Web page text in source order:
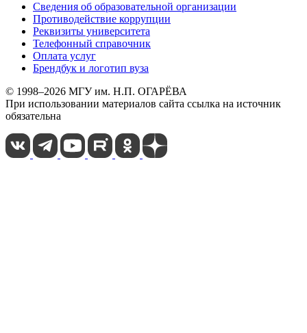
Сведения об образовательной организации
Противодействие коррупции
Реквизиты университета
Телефонный справочник
Оплата услуг
Брендбук и логотип вуза
© 1998–2026 МГУ им. Н.П. ОГАРЁВА
При использовании материалов сайта ссылка на источник
обязательна